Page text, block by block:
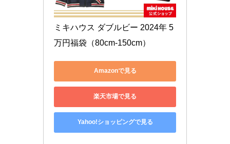
ミキハウス ダブルビー 2024年 5
万円福袋（80cm-150cm）
Amazonで見る
楽天市場で見る
Yahoo!ショッピングで見る